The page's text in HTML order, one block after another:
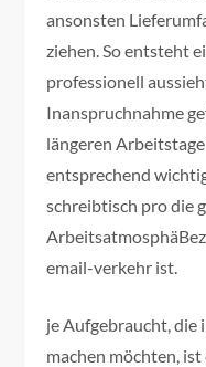
ansonsten
ziehen. So entsteht
professionell
Inanspruchnahme
längeren
entsprechend
schreibtisch pro die
email-verkehr ist.
je Aufgebraucht, die
machen möchten,